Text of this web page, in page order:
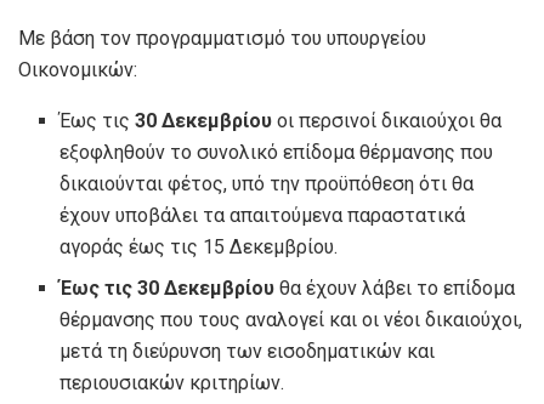
Με βάση τον προγραμματισμό του υπουργείου
Οικονομικών:
Έως τις30 Δεκεμβρίου οι περσινοί δικαιούχοι θα
εξοφληθούν το συνολικό επίδομα θέρμανσης που
δικαιούνται φέτος, υπό την προϋπόθεση ότι θα
έχουν υποβάλει τα απαιτούμενα παραστατικά
αγοράς έως τις 15 Δεκεμβρίου.
Έως τις 30 Δεκεμβρίου θα έχουν λάβει το επίδομα
θέρμανσης που τους αναλογεί και οι νέοι δικαιούχοι,
μετά τη διεύρυνση των εισοδηματικών και
περιουσιακών κριτηρίων.